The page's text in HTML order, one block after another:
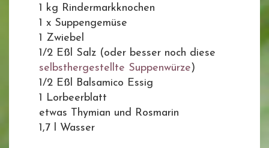
1 kg Rindermarkknochen
1 x Suppengemüse
1 Zwiebel
1/2 Eßl Salz (oder besser noch diese
selbsthergestellte Suppenwürze)
1/2 Eßl Balsamico Essig
1 Lorbeerblatt
etwas Thymian und Rosmarin
1,7 l Wasser